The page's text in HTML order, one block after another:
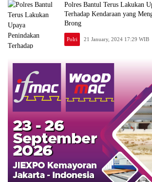
Polres Bantul Terus Lakukan
Terhadap Kendaraan yang
Brong
Polri 21 January, 2024 17:29 WIB